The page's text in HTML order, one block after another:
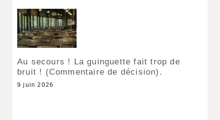
Au secours ! La guinguette fait trop de
bruit ! (Commentaire de décision).
9 juin 2026